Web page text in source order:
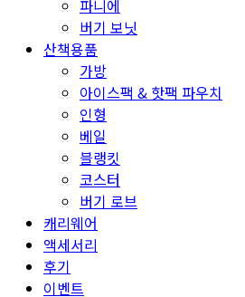
파니에
버기 보닛
산책용품
가방
아이스팩 & 핫팩 파우치
인형
베일
블랭킷
코스터
버기 로브
캐리웨어
액세서리
후기
이벤트